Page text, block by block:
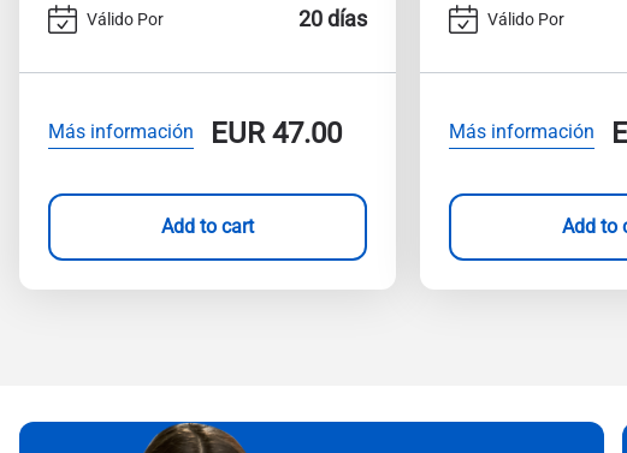
Válido Por 20 días
Más información EUR47.00
Add to cart
Válido Por
Más información
Add to